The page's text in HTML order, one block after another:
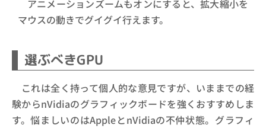
アニメーションズームもオンにすると、拡大縮小を
マウスの動きでグイグイ行えます。
選ぶべきGPU
これは全く持って個人的な意見ですが、いままでの経
験からnVidiaのグラフィックボードを強くおすすめしま
す。悩ましいのはAppleとnVidiaの不仲状態。グラフィ